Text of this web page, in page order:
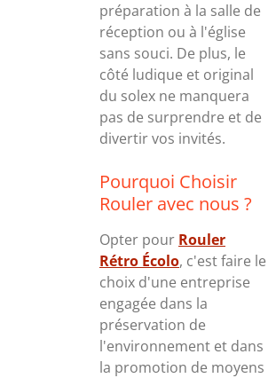
préparation à la salle de
réception ou à l'église
sans souci. De plus, le
côté ludique et original
du solex ne manquera
pas de surprendre et de
divertir vos invités.
Pourquoi Choisir
Rouler avec nous ?
Opter pour Rouler
Rétro Écolo, c'est faire le
choix d'une entreprise
engagée dans la
préservation de
l'environnement et dans
la promotion de moyens